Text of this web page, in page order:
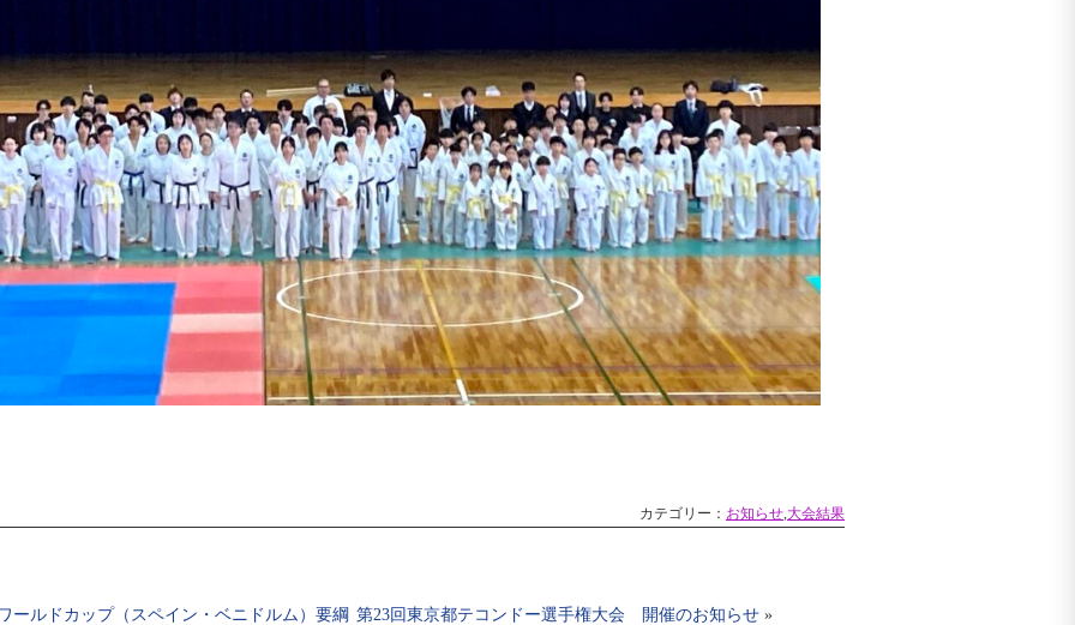
カテゴリー： お知らせ,大会結果
ールドカップ（スペイン・ベニドルム）要綱 第23回東京都テコンドー選手権大会 開催のお知らせ »